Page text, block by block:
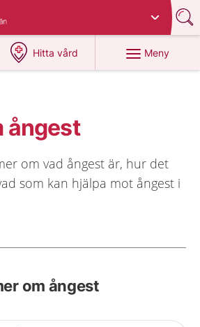
Hitta vård
på 1177.se
Meny
ångest
om vad ångest är, hur det
som kan hjälpa mot ångest i
om ångest